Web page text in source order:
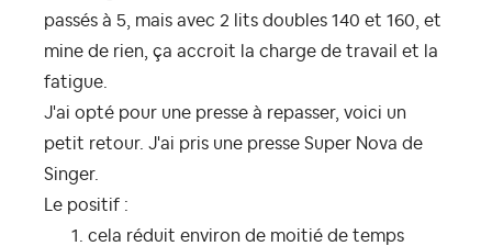
passés à 5, mais avec 2 lits doubles 140 et 160, et
mine de rien, ça accroit la charge de travail et la
fatigue.
J'ai opté pour une presse à repasser, voici un
petit retour. J'ai pris une presse Super Nova de
Singer.
Le positif :
cela réduit environ de moitié de temps